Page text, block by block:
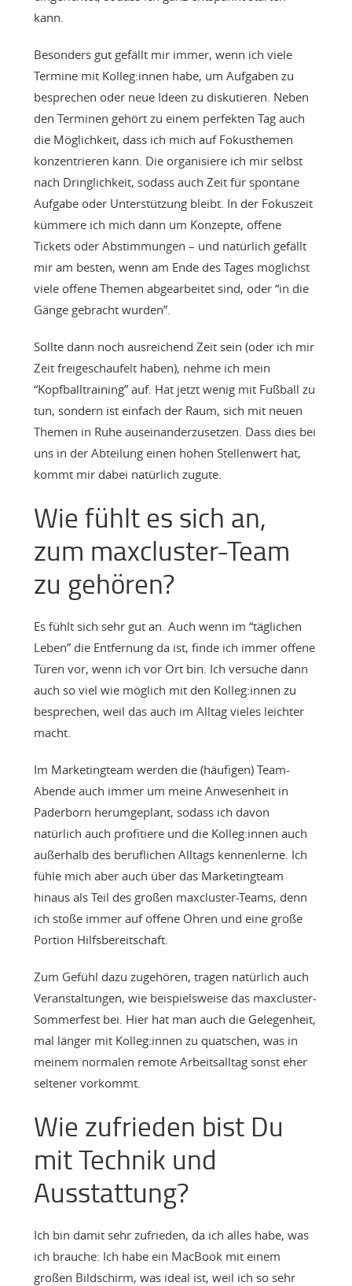
kann.
Besonders gut gefällt mir immer, wenn ich viele
Termine mit Kolleg:innen habe, um Aufgaben zu
besprechen oder neue Ideen zu diskutieren. Neben
den Terminen gehört zu einem perfekten Tag auch
die Möglichkeit, dass ich mich auf Fokusthemen
konzentrieren kann. Die organisiere ich mir selbst
nach Dringlichkeit, sodass auch Zeit für spontane
Aufgabe oder Unterstützung bleibt. In der Fokuszeit
kümmere ich mich dann um Konzepte, offene
Tickets oder Abstimmungen – und natürlich gefällt
mir am besten, wenn am Ende des Tages möglichst
viele offene Themen abgearbeitet sind, oder “in die
Gänge gebracht wurden”.
Sollte dann noch ausreichend Zeit sein (oder ich mir
Zeit freigeschaufelt haben), nehme ich mein
“Kopfballtraining” auf. Hat jetzt wenig mit Fußball zu
tun, sondern ist einfach der Raum, sich mit neuen
Themen in Ruhe auseinanderzusetzen. Dass dies bei
uns in der Abteilung einen hohen Stellenwert hat,
kommt mir dabei natürlich zugute.
Wie fühlt es sich an,
zum maxcluster-Team
zu gehören?
Es fühlt sich sehr gut an. Auch wenn im “täglichen
Leben” die Entfernung da ist, finde ich immer offene
Türen vor, wenn ich vor Ort bin. Ich versuche dann
auch so viel wie möglich mit den Kolleg:innen zu
besprechen, weil das auch im Alltag vieles leichter
macht.
Im Marketingteam werden die (häufigen) Team-
Abende auch immer um meine Anwesenheit in
Paderborn herumgeplant, sodass ich davon
natürlich auch profitiere und die Kolleg:innen auch
außerhalb des beruflichen Alltags kennenlerne. Ich
fühle mich aber auch über das Marketingteam
hinaus als Teil des großen maxcluster-Teams, denn
ich stoße immer auf offene Ohren und eine große
Portion Hilfsbereitschaft.
Zum Gefühl dazu zugehören, tragen natürlich auch
Veranstaltungen, wie beispielsweise das maxcluster-
Sommerfest bei. Hier hat man auch die Gelegenheit,
mal länger mit Kolleg:innen zu quatschen, was in
meinem normalen remote Arbeitsalltag sonst eher
seltener vorkommt.
Wie zufrieden bist Du
mit Technik und
Ausstattung?
Ich bin damit sehr zufrieden, da ich alles habe, was
ich brauche: Ich habe ein MacBook mit einem
großen Bildschirm, was ideal ist, weil ich so sehr